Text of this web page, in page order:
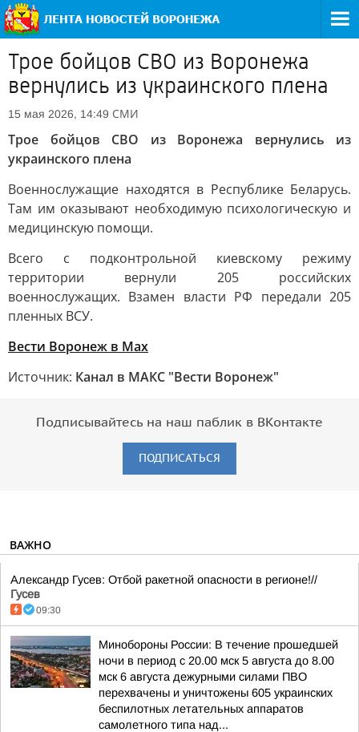
Трое бойцов СВО из Воронежа
вернулись из украинского плена
15 мая 2026, 14:49 СМИ
Трое бойцов СВО из Воронежа вернулись из
украинского плена
Военнослужащие находятся в Республике Беларусь.
Там им оказывают необходимую психологическую и
медицинскую помощи.
Всего с подконтрольной киевскому режиму
территории вернули 205 российских
военнослужащих. Взамен власти РФ передали 205
пленных ВСУ.
Вести Воронеж в Мах
Источник: Канал в МАКС "Вести Воронеж"
Подписывайтесь на наш паблик в ВКонтакте
ПОДПИСАТЬСЯ
ВАЖНО
Александр Гусев: Отбой ракетной опасности в регионе!//
Гусев
09:30
Минобороны России: В течение прошедшей
ночи в период с 20.00 мск 5 августа до 8.00
мск 6 августа дежурными силами ПВО
перехвачены и уничтожены 605 украинских
беспилотных летательных аппаратов
самолетного типа над...